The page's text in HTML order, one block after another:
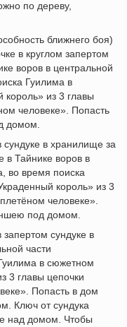
по дереву,
ближнего боя)
в круглом запертом
воров в центральной
Гуилима в
из 3 главы
человеке». Попасть
домом.
в хранилище за
в Тайнике воров в
во время поиска
король» из 3
человеке».
под домом.
сундуке в
части
в сюжетном
3 главы цепочки
Попасть в дом
Ключ от сундука
над домом. Чтобы